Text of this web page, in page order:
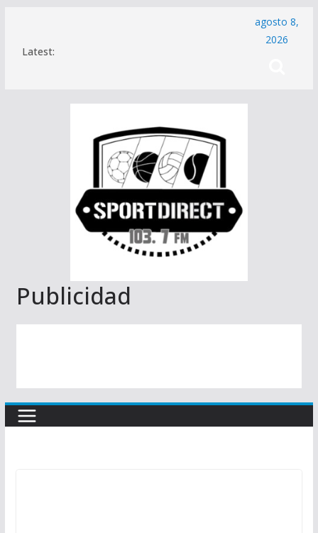
contenido
Latest:
agosto 8,
2026
Publicidad